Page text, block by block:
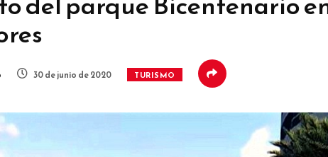
30 de junio de 2020 TURISMO